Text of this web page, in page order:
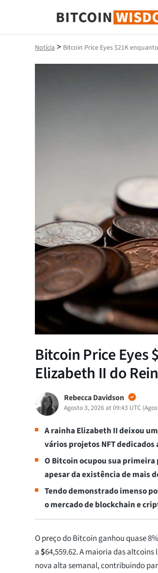
Sabedoria do Bitcoin
Notícia > Bitcoin Price Eyes $21K
Bitcoin Price
Elizabeth II do
Rebecca Davidson
Agosto 3, 2026 at 09:43 UTC (
A rainha Elizabeth II deixou
vários projetos NFT dedicados
O Bitcoin ocupou sua
apesar da existência de mais
Tendo demonstrado imenso
o mercado de blockchain e
O preço do Bitcoin ganhou quase
a$64,559.62. A maioria das altcoins
nova alta semanal, contribuindo